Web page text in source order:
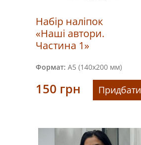
Набір наліпок
«Наші автори.
Частина 1»
Формат: А5 (140х200 мм)
150 грн Придбати